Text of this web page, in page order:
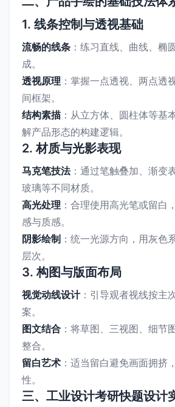
1. 线条控制与透视基础
流畅的线条 ：练习直线、曲线、椭
成。
透视原理 ：掌握一点透视、两点透
间框架。
结构素描 ：从立方体、圆柱体等基
解产品形态的构建逻辑。
2. 材质与光影表现
马克笔技法：通过笔触叠加、渐变
玻璃等不同材质。
高光处理 ：合理使用高光笔或留白
感与质感。
阴影绘制 ：统一光源方向，用灰色
层次。
3. 构图与版面布局
视觉动线设计：引导观者视线按主
案。
图文结合 ：将草图、三视图、细节
整合。
留白艺术 ：适当留白避免画面拥挤
性。
三、工业设计考研快题设计